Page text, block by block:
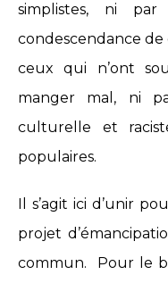
simplistes, ni
condescendance de
ceux qui n’ont
manger mal, ni
culturelle et
populaires.
Il s’agit ici d’unir
projet
commun. Pour le